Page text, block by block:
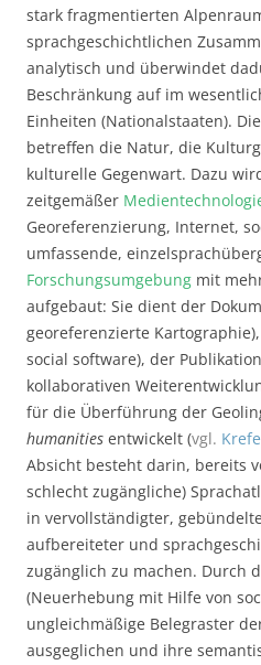
stark fragmentierten
sprachgeschichtlichen
analytisch und überwindet
Beschränkung auf im
Einheiten (Nationalstaaten).
betreffen die Natur, die
kulturelle Gegenwart. Dazu
zeitgemäßer
Georeferenzierung, Internet,
umfassende,
Forschungsumgebung mit
aufgebaut: Sie dient der
georeferenzierte
social software), der
kollaborativen
für die Überführung der
humanities entwickelt (vgl.
Absicht besteht darin, bereits
schlecht zugängliche)
in vervollständigter,
aufbereiteter und
zugänglich zu machen. Durch
(Neuerhebung mit Hilfe von
ungleichmäßige Belegraster
ausgeglichen und ihre